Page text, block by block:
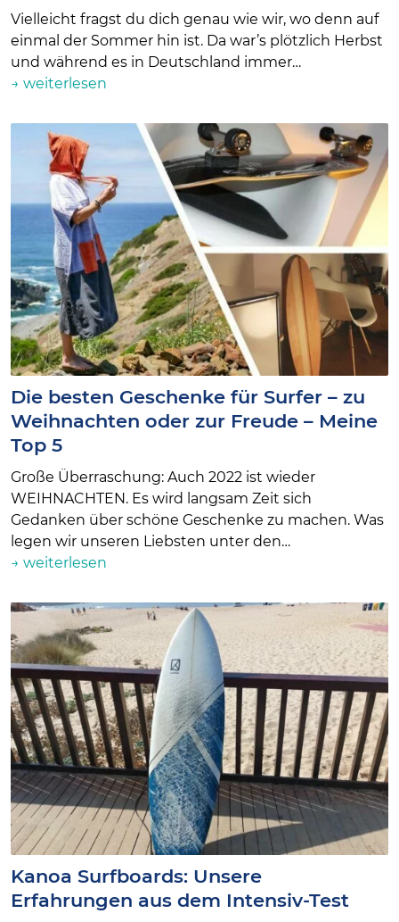
Vielleicht fragst du dich genau wie wir, wo denn auf
einmal der Sommer hin ist. Da war’s plötzlich Herbst
und während es in Deutschland immer…
→ weiterlesen
Die besten Geschenke für Surfer – zu
Weihnachten oder zur Freude – Meine
Top 5
Große Überraschung: Auch 2022 ist wieder
WEIHNACHTEN. Es wird langsam Zeit sich
Gedanken über schöne Geschenke zu machen. Was
legen wir unseren Liebsten unter den…
→ weiterlesen
Kanoa Surfboards: Unsere
Erfahrungen aus dem Intensiv-Test